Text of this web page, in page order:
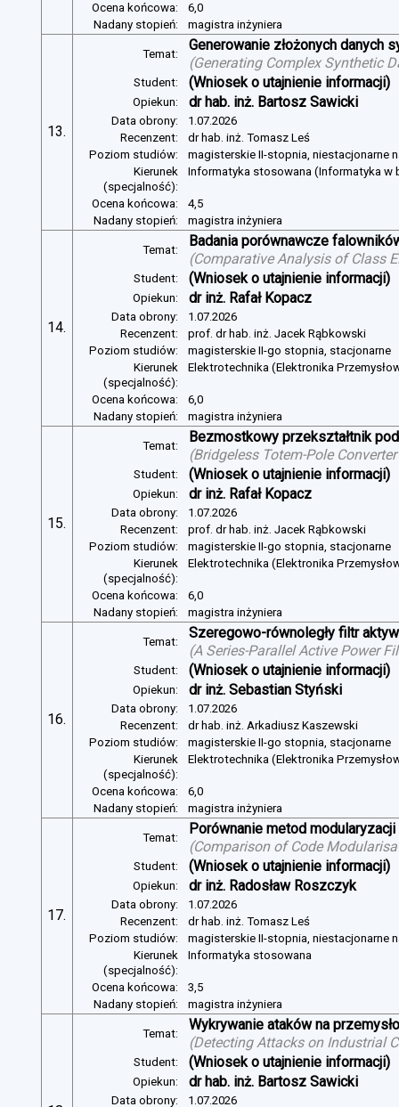
Ocena końcowa:
6,0
Nadany stopień:
magistra inżyniera
13.
Temat:
Generowanie złożonych danych
(Generating Complex Synthetic
Student: (Wniosek o utajnienie informacji)
Opiekun: dr hab. inż. Bartosz Sawicki
Data obrony:
1.07.2026
Recenzent:
dr hab. inż. Tomasz Leś
Poziom studiów:
magisterskie II-stopnia, niestacjonarne
Kierunek
(specjalność):
Informatyka stosowana (Informatyka w
Ocena końcowa:
4,5
Nadany stopień:
magistra inżyniera
14.
Temat:
Badania porównawcze
(Comparative Analysis of Class
Student: (Wniosek o utajnienie informacji)
Opiekun: dr inż. Rafał Kopacz
Data obrony:
1.07.2026
Recenzent:
prof. dr hab. inż. Jacek Rąbkowski
Poziom studiów:
magisterskie II-go stopnia, stacjonarne
Kierunek
(specjalność):
Elektrotechnika (Elektronika
Ocena końcowa:
6,0
Nadany stopień:
magistra inżyniera
15.
Temat:
Bezmostkowy przekształtnik
(Bridgeless Totem-Pole
Student: (Wniosek o utajnienie informacji)
Opiekun: dr inż. Rafał Kopacz
Data obrony:
1.07.2026
Recenzent:
prof. dr hab. inż. Jacek Rąbkowski
Poziom studiów:
magisterskie II-go stopnia, stacjonarne
Kierunek
(specjalność):
Elektrotechnika (Elektronika
Ocena końcowa:
6,0
Nadany stopień:
magistra inżyniera
16.
Temat:
Szeregowo-równoległy filtr
(A Series-Parallel Active Power
Student: (Wniosek o utajnienie informacji)
Opiekun: dr inż. Sebastian Styński
Data obrony:
1.07.2026
Recenzent:
dr hab. inż. Arkadiusz Kaszewski
Poziom studiów:
magisterskie II-go stopnia, stacjonarne
Kierunek
(specjalność):
Elektrotechnika (Elektronika
Ocena końcowa:
6,0
Nadany stopień:
magistra inżyniera
17.
Temat:
Porównanie metod
(Comparison of Code
Student: (Wniosek o utajnienie informacji)
Opiekun: dr inż. Radosław Roszczyk
Data obrony:
1.07.2026
Recenzent:
dr hab. inż. Tomasz Leś
Poziom studiów:
magisterskie II-stopnia, niestacjonarne
Kierunek
(specjalność):
Informatyka stosowana
Ocena końcowa:
3,5
Nadany stopień:
magistra inżyniera
Temat:
Wykrywanie ataków na
(Detecting Attacks on Industrial
Student: (Wniosek o utajnienie informacji)
Opiekun: dr hab. inż. Bartosz Sawicki
Data obrony:
1.07.2026